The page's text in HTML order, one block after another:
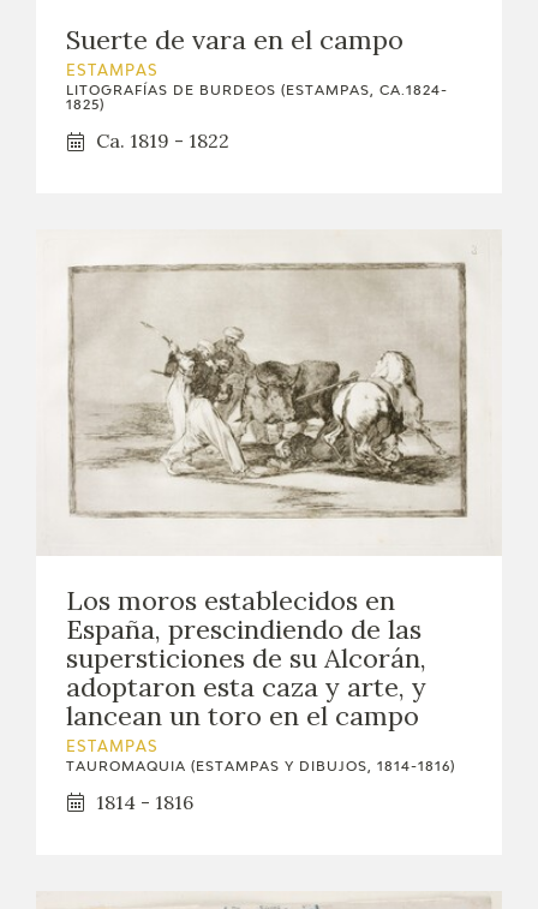
Suerte de vara en el campo
ESTAMPAS
LITOGRAFÍAS DE BURDEOS (ESTAMPAS, CA.1824-
1825)
Ca. 1819 - 1822
Los moros establecidos en
España, prescindiendo de las
supersticiones de su Alcorán,
adoptaron esta caza y arte, y
lancean un toro en el campo
ESTAMPAS
TAUROMAQUIA (ESTAMPAS Y DIBUJOS, 1814-1816)
1814 - 1816